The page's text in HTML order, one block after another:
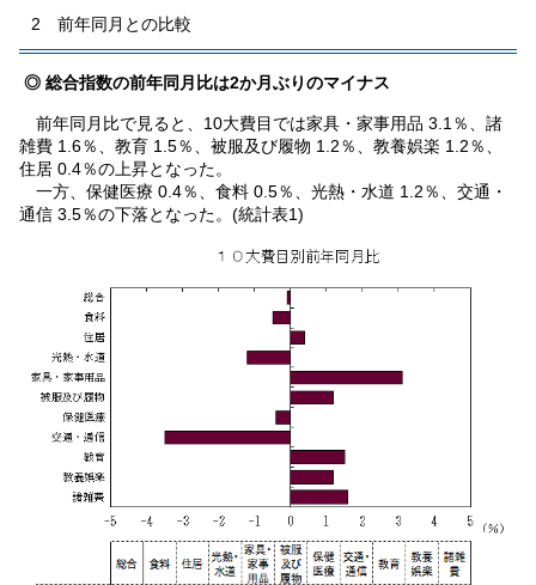
2 前年同月との比較
◎ 総合指数の前年同月比は2か月ぶりのマイナス
前年同月比で見ると、10大費目では家具・家事用品 3.1％、諸
雑費 1.6％、教育 1.5％、被服及び履物 1.2％、教養娯楽 1.2％、
住居 0.4％の上昇となった。
一方、保健医療 0.4％、食料 0.5％、光熱・水道 1.2％、交通・
通信 3.5％の下落となった。(統計表1)